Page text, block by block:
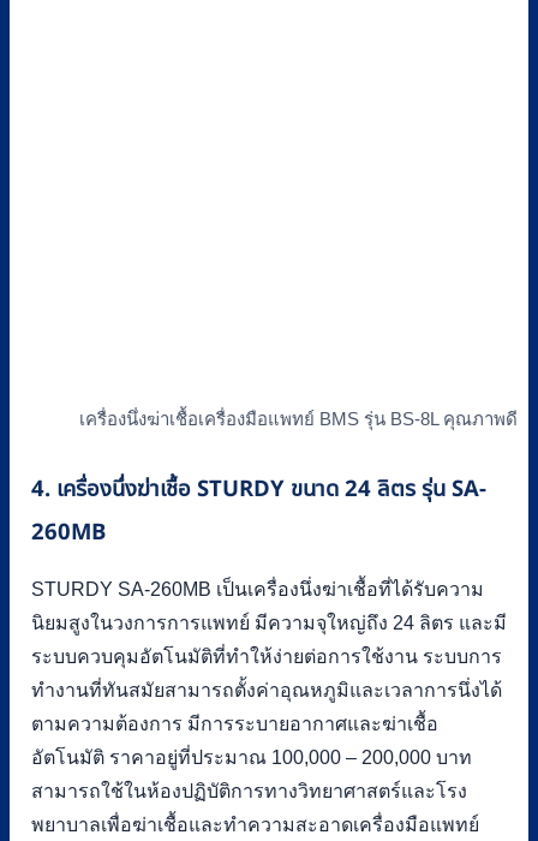
เครื่องนึ่งฆ่าเชื้อเครื่องมือแพทย์ BMS รุ่น BS-8L คุณภาพดี
4. เครื่องนึ่งฆ่าเชื้อ STURDY ขนาด 24 ลิตร รุ่น SA-
260MB
STURDY SA-260MB เป็นเครื่องนึ่งฆ่าเชื้อที่ได้รับความ
นิยมสูงในวงการการแพทย์ มีความจุใหญ่ถึง 24 ลิตร และมี
ระบบควบคุมอัตโนมัติที่ทำให้ง่ายต่อการใช้งาน ระบบการ
ทำงานที่ทันสมัยสามารถตั้งค่าอุณหภูมิและเวลาการนึ่งได้
ตามความต้องการ มีการระบายอากาศและฆ่าเชื้อ
อัตโนมัติ ราคาอยู่ที่ประมาณ 100,000 – 200,000 บาท
สามารถใช้ในห้องปฏิบัติการทางวิทยาศาสตร์และโรง
พยาบาลเพื่อฆ่าเชื้อและทำความสะอาดเครื่องมือแพทย์